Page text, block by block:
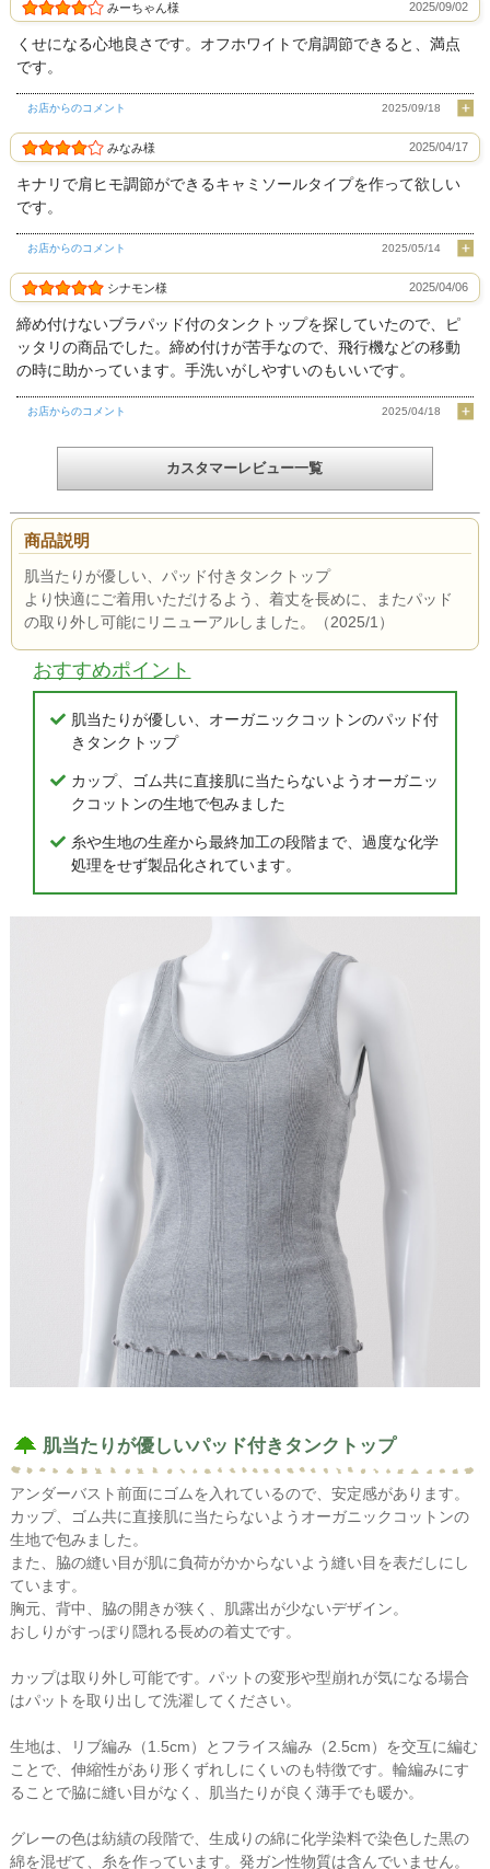
みーちゃん様 2025/09/02
くせになる心地良さです。オフホワイトで肩調節できると、満点
です。
お店からのコメント 2025/09/18
みなみ様 2025/04/17
キナリで肩ヒモ調節ができるキャミソールタイプを作って欲しい
です。
お店からのコメント 2025/05/14
シナモン様 2025/04/06
締め付けないブラパッド付のタンクトップを探していたので、ピ
ッタリの商品でした。締め付けが苦手なので、飛行機などの移動
の時に助かっています。手洗いがしやすいのもいいです。
お店からのコメント 2025/04/18
カスタマーレビュー一覧
商品説明
肌当たりが優しい、パッド付きタンクトップ
より快適にご着用いただけるよう、着丈を長めに、またパッド
の取り外し可能にリニューアルしました。（2025/1）
おすすめポイント
肌当たりが優しい、オーガニックコットンのパッド付
きタンクトップ
カップ、ゴム共に直接肌に当たらないようオーガニッ
クコットンの生地で包みました
糸や生地の生産から最終加工の段階まで、過度な化学
処理をせず製品化されています。
肌当たりが優しいパッド付きタンクトップ
アンダーバスト前面にゴムを入れているので、安定感があります。
カップ、ゴム共に直接肌に当たらないようオーガニックコットンの
生地で包みました。
また、脇の縫い目が肌に負荷がかからないよう縫い目を表だしにし
ています。
胸元、背中、脇の開きが狭く、肌露出が少ないデザイン。
おしりがすっぽり隠れる長めの着丈です。
カップは取り外し可能です。パットの変形や型崩れが気になる場合
はパットを取り出して洗濯してください。
生地は、リブ編み（1.5cm）とフライス編み（2.5cm）を交互に編む
ことで、伸縮性があり形くずれしにくいのも特徴です。輪編みにす
ることで脇に縫い目がなく、肌当たりが良く薄手でも暖か。
グレーの色は紡績の段階で、生成りの綿に化学染料で染色した黒の
綿を混ぜて、糸を作っています。発ガン性物質は含んでいません。